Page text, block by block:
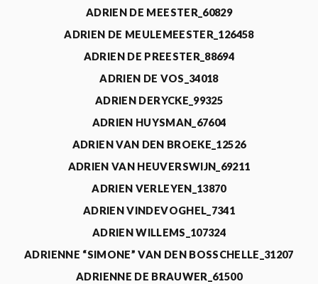
ADRIEN DE MEESTER_60829
ADRIEN DE MEULEMEESTER_126458
ADRIEN DE PREESTER_88694
ADRIEN DE VOS_34018
ADRIEN DERYCKE_99325
ADRIEN HUYSMAN_67604
ADRIEN VAN DEN BROEKE_12526
ADRIEN VAN HEUVERSWIJN_69211
ADRIEN VERLEYEN_13870
ADRIEN VINDEVOGHEL_7341
ADRIEN WILLEMS_107324
ADRIENNE “SIMONE” VAN DEN BOSSCHELLE_31207
ADRIENNE DE BRAUWER_61500